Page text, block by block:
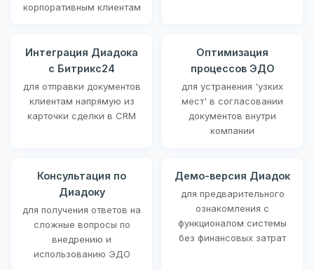
корпоративным клиентам
Интеграция Диадока
с Битрикс24
для отправки документов
клиентам напрямую из
карточки сделки в CRM
Оптимизация
процессов ЭДО
для устранения 'узких
мест' в согласовании
документов внутри
компании
Консультация по
Диадоку
для получения ответов на
сложные вопросы по
внедрению и
использованию ЭДО
Демо-версия Диадок
для предварительного
ознакомления с
функционалом системы
без финансовых затрат